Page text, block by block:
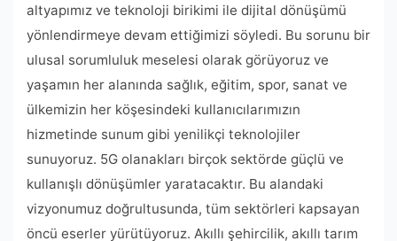
altyapımız ve teknoloji birikimi ile dijital dönüşümü
yönlendirmeye devam ettiğimizi söyledi. Bu sorunu bir
ulusal sorumluluk meselesi olarak görüyoruz ve
yaşamın her alanında sağlık, eğitim, spor, sanat ve
ülkemizin her köşesindeki kullanıcılarımızın
hizmetinde sunum gibi yenilikçi teknolojiler
sunuyoruz. 5G olanakları birçok sektörde güçlü ve
kullanışlı dönüşümler yaratacaktır. Bu alandaki
vizyonumuz doğrultusunda, tüm sektörleri kapsayan
öncü eserler yürütüyoruz. Akıllı şehircilik, akıllı tarım